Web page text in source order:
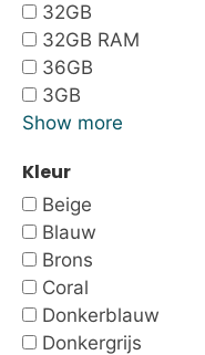
32GB
32GB RAM
36GB
3GB
Show more
Kleur
Beige
Blauw
Brons
Coral
Donkerblauw
Donkergrijs